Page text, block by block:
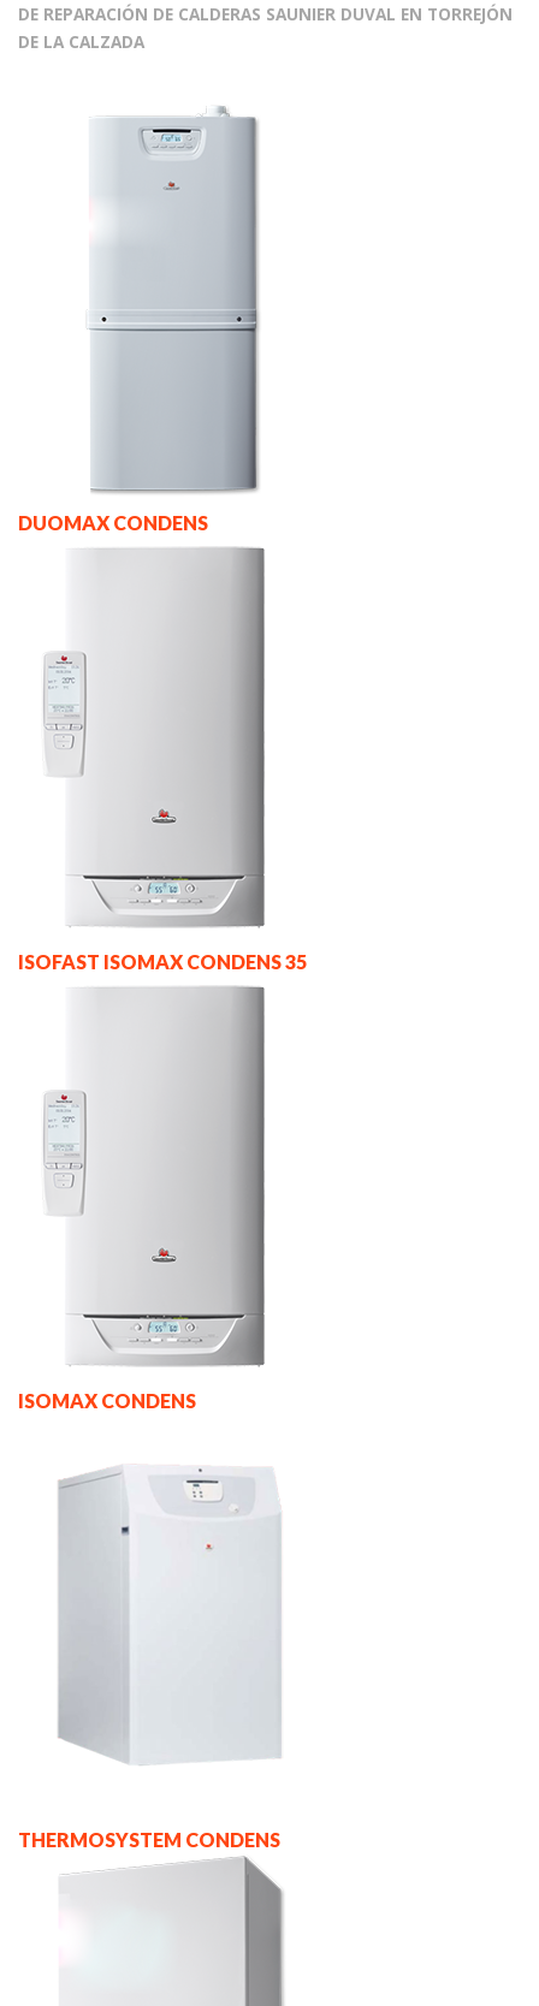
DE REPARACIÓN DE CALDERAS SAUNIER DUVAL EN TORREJÓN
DE LA CALZADA
DUOMAX CONDENS
ISOFAST ISOMAX CONDENS 35
ISOMAX CONDENS
THERMOSYSTEM CONDENS